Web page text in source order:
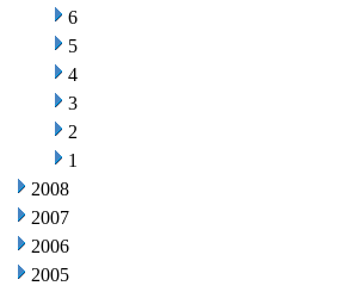
6
5
4
3
2
1
2008
2007
2006
2005